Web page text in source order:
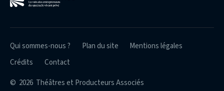
© 2026 Théâtres et Producteurs Associés
Qui sommes-nous ? Plan du site
Mentions légales
Crédits
Contact